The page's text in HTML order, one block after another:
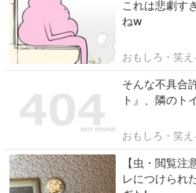
これは悲劇す
ねw
おもしろ・笑え
そんな不具合
ト』、隣のト
おもしろ・笑え
【虫・閲覧
レにつけられ